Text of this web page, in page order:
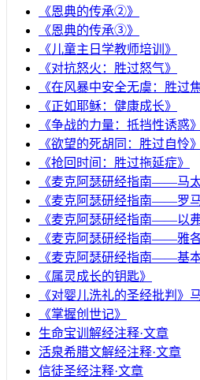
《恩典的传承②》
《恩典的传承③》
《儿童主日学教师培训》
《对抗怒火：胜过怒气》
《在风暴中安全无虞：胜过
《正如耶稣：健康成长》
《争战的力量：抵挡性诱惑》
《欲望的死胡同：胜过自怜》
《抢回时间：胜过拖延症》
《麦克阿瑟研经指南——马太
《麦克阿瑟研经指南——罗马
《麦克阿瑟研经指南——以弗
《麦克阿瑟研经指南——雅各
《麦克阿瑟研经指南——基本
《属灵成长的钥匙》
《对婴儿洗礼的圣经批判》
《掌握创世记》
生命宝训解经注释·文章
活泉希腊文解经注释·文章
信徒圣经注释·文章